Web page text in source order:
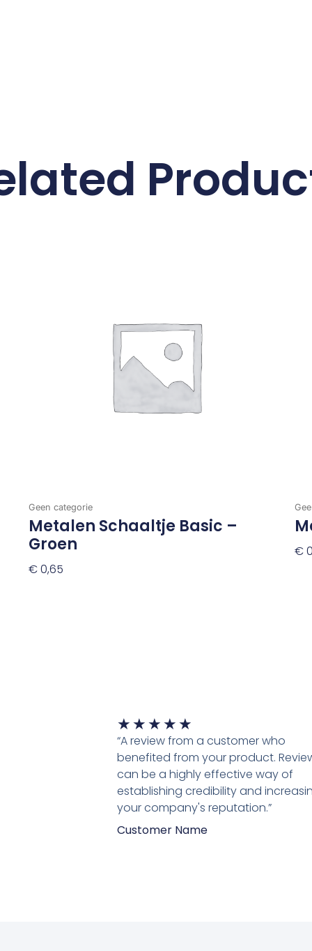
Geen categorie
Metalen Schaaltje Basic –
Groen
€0,65
€
★ ★ ★ ★ ★
5
van
5
“A review from a customer who
benefited from your product.
can be a highly effective way of
establishing credibility and
your company's reputation.”
Customer Name